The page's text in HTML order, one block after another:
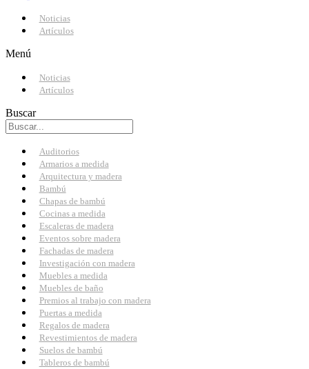
Noticias
Artículos
Menú
Noticias
Artículos
Buscar
Auditorios
Armarios a medida
Arquitectura y madera
Bambú
Chapas de bambú
Cocinas a medida
Escaleras de madera
Eventos sobre madera
Fachadas de madera
Investigación con madera
Muebles a medida
Muebles de baño
Premios al trabajo con madera
Puertas a medida
Regalos de madera
Revestimientos de madera
Suelos de bambú
Tableros de bambú